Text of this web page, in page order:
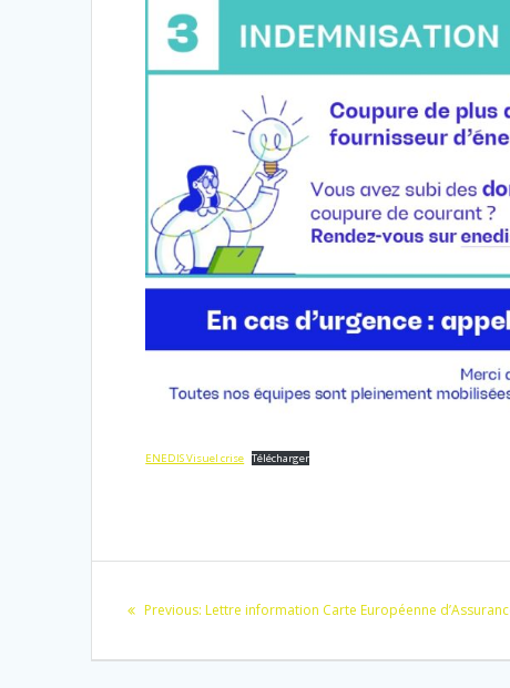
ENEDIS Visuel crise Télécharger
Previous: Previous
Lettre information Carte Européenne